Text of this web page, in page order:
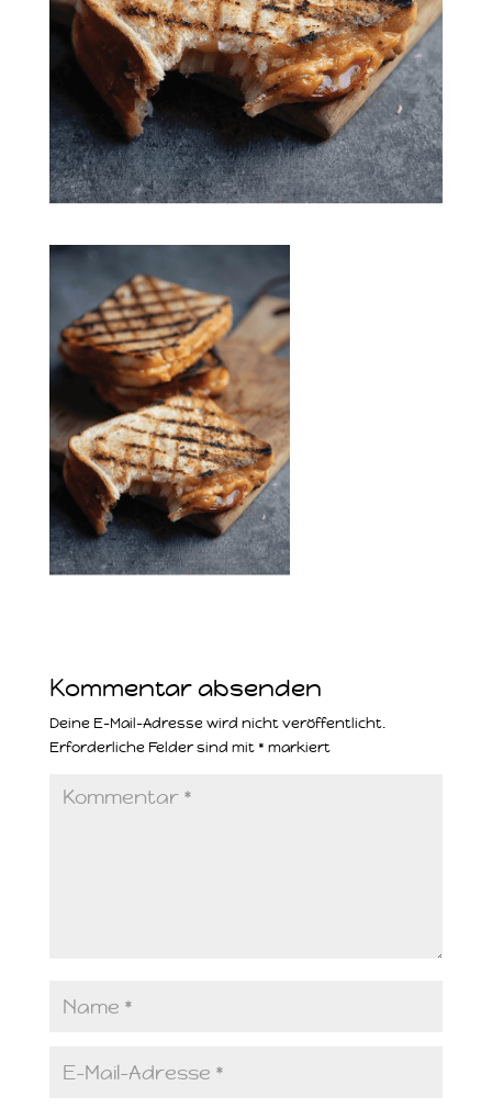
Kommentar absenden
Deine E-Mail-Adresse wird nicht veröffentlicht.
Erforderliche Felder sind mit * markiert